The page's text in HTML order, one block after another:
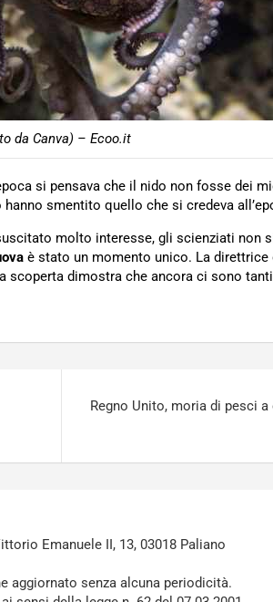
da Canva) – Ecoo.it
si pensava che il nido non fosse dei
smentito quello che si credeva
molto interesse, gli scienziati non
è stato un momento unico. La direttrice
scoperta dimostra che ancora ci sono
Regno Unito, moria di pesci
Emanuele II, 13, 03018 Paliano
aggiornato senza alcuna periodicità.